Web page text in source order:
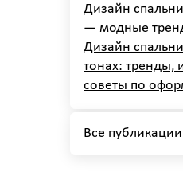
Дизайн
— модные
Дизайн
тонах: тренды,
советы по
Все публикации